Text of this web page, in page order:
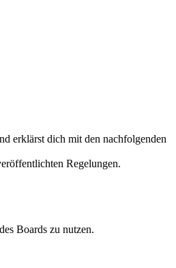
erklärst dich mit den nachfolgenden
Regelungen.
Boards zu nutzen.